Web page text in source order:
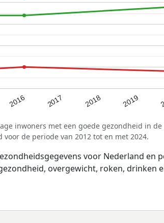
2016 2017 2018 2019
inwoners met een goede gezondheid in
de periode van 2012 tot en met 2024.
voor Nederland en
overgewicht, roken, drinken